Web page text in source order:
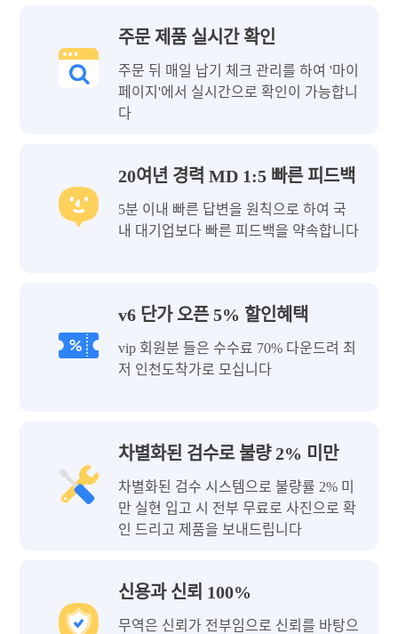
주문 제품 실시간 확인
주문 뒤 매일 납기 체크 관리를 하여 '마이
페이지'에서 실시간으로 확인이 가능합니
다
20여년 경력 MD 1:5 빠른 피드백
5분 이내 빠른 답변을 원칙으로 하여 국
내 대기업보다 빠른 피드백을 약속합니다
v6 단가 오픈 5% 할인혜택
vip 회원분 들은 수수료 70% 다운드려 최
저 인천도착가로 모십니다
차별화된 검수로 불량 2% 미만
차별화된 검수 시스템으로 불량률 2% 미
만 실현 입고 시 전부 무료로 사진으로 확
인 드리고 제품을 보내드립니다
신용과 신뢰 100%
무역은 신뢰가 전부임으로 신뢰를 바탕으